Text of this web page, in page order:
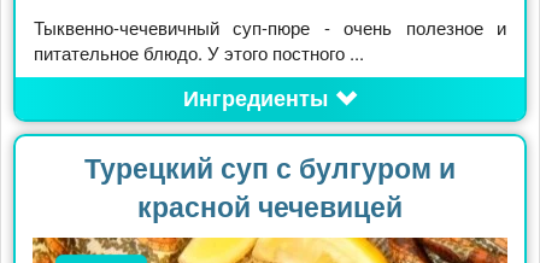
Тыквенно-чечевичный суп-пюре - очень полезное и
питательное блюдо. У этого постного ...
Ингредиенты
Турецкий суп с булгуром и
красной чечевицей